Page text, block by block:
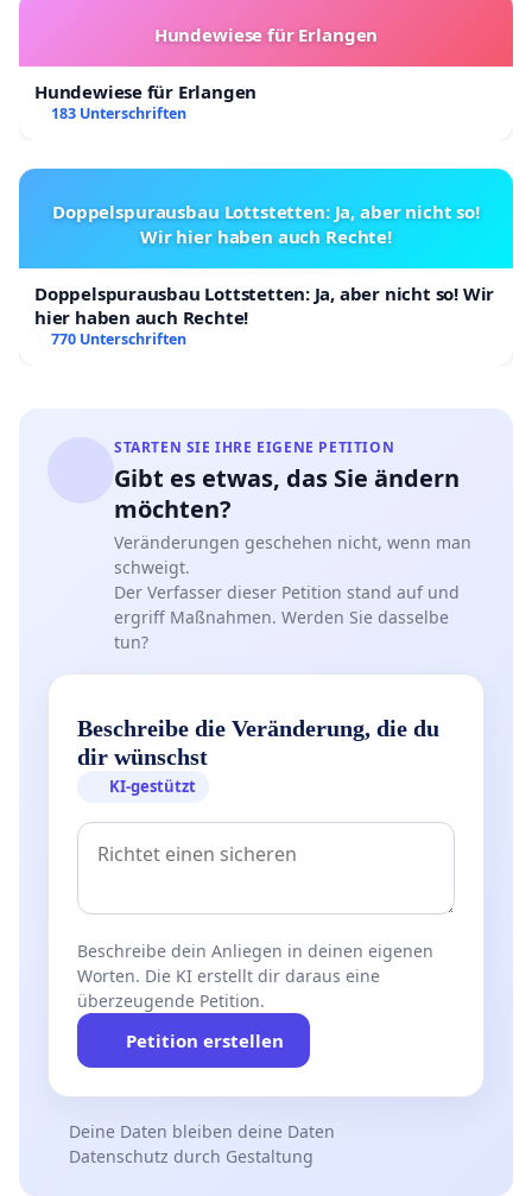
Hundewiese für Erlangen
Hundewiese für Erlangen
183 Unterschriften
Doppelspurausbau Lottstetten: Ja, aber nicht so!
Wir hier haben auch Rechte!
Doppelspurausbau Lottstetten: Ja, aber nicht so! Wir
hier haben auch Rechte!
770 Unterschriften
STARTEN SIE IHRE EIGENE PETITION
Gibt es etwas, das Sie ändern
möchten?
Veränderungen geschehen nicht, wenn man
schweigt.
Der Verfasser dieser Petition stand auf und
ergriff Maßnahmen. Werden Sie dasselbe
tun?
Beschreibe die Veränderung, die du
dir wünschst
KI-gestützt
Beschreibe dein Anliegen in deinen eigenen
Worten. Die KI erstellt dir daraus eine
überzeugende Petition.
Petition erstellen
Deine Daten bleiben deine Daten
Datenschutz durch Gestaltung